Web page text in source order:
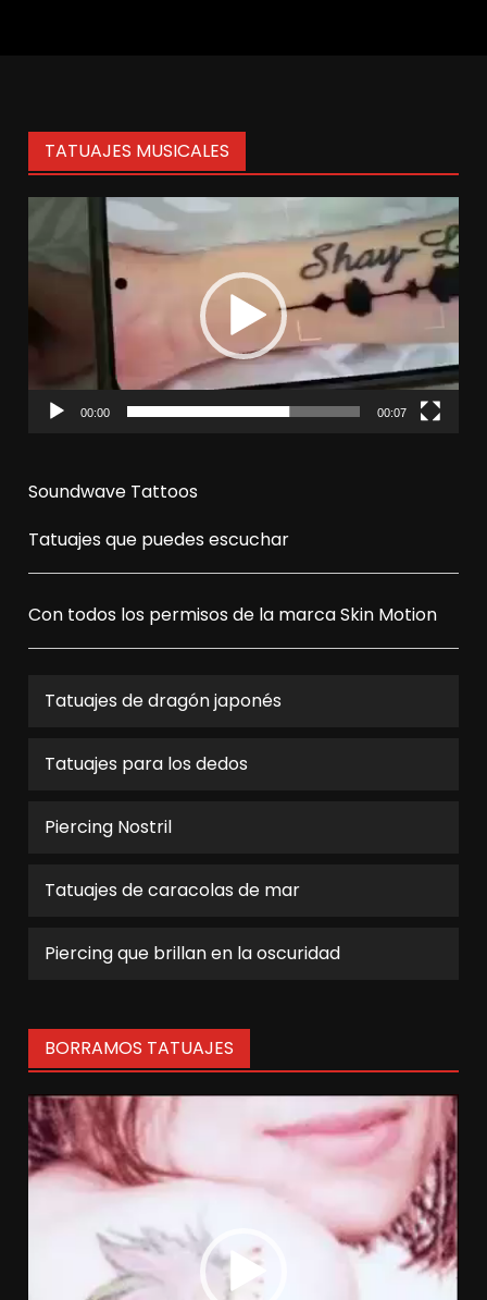
TATUAJES MUSICALES
Reproductor
vídeo
00:00 00:07
Soundwave Tattoos
Tatuajes que puedes escuchar
Con todos los permisos de la marcaSkin Motion
Tatuajes de dragón japonés
Tatuajes para los dedos
Piercing Nostril
Tatuajes de caracolas de mar
Piercing que brillan en la oscuridad
BORRAMOS TATUAJES
Reproductor
de
vídeo